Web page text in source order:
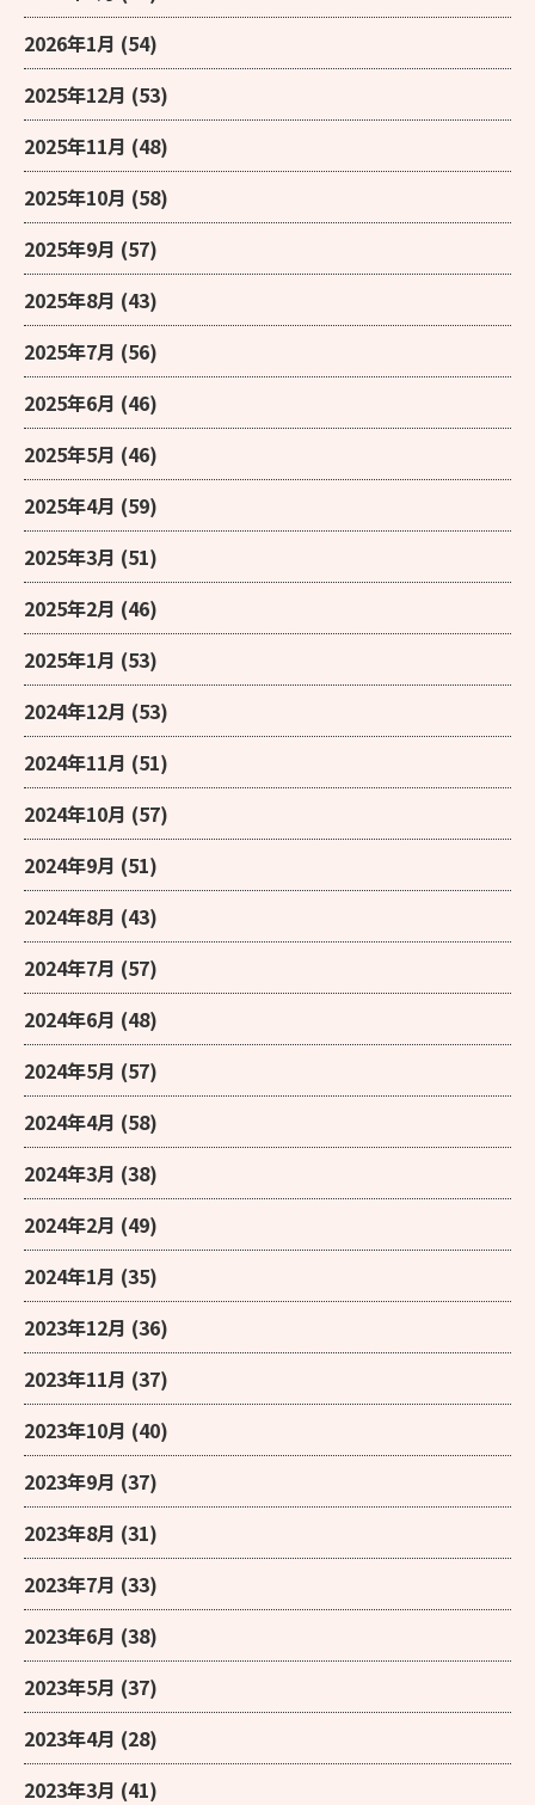
2026年1月 (54)
2025年12月 (53)
2025年11月 (48)
2025年10月 (58)
2025年9月 (57)
2025年8月 (43)
2025年7月 (56)
2025年6月 (46)
2025年5月 (46)
2025年4月 (59)
2025年3月 (51)
2025年2月 (46)
2025年1月 (53)
2024年12月 (53)
2024年11月 (51)
2024年10月 (57)
2024年9月 (51)
2024年8月 (43)
2024年7月 (57)
2024年6月 (48)
2024年5月 (57)
2024年4月 (58)
2024年3月 (38)
2024年2月 (49)
2024年1月 (35)
2023年12月 (36)
2023年11月 (37)
2023年10月 (40)
2023年9月 (37)
2023年8月 (31)
2023年7月 (33)
2023年6月 (38)
2023年5月 (37)
2023年4月 (28)
2023年3月 (41)